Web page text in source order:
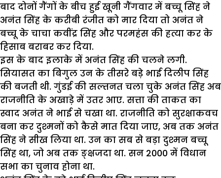
बाद दोनों गैंगों के बीच हुई खूनी गैंगवार में बच्चू सिंह ने
अनंत सिंह के करीबी रंजीत को मार दिया तो अनंत ने
बच्चू के चाचा कवींद्र सिंह और परमहंस की हत्या कर के
हिसाब बराबर कर दिया.
इस के बाद इलाके में अनंत सिंह की चलने लगी.
सियासत का बिगुल उन के तीसरे बड़े भाई दिलीप सिंह
की बजती थी. गुंडई की सल्तनत चला चुके अनंत सिंह अब
राजनीति के अखाड़े में उतर आए. सत्ता की ताकत का
स्वाद अनंत ने भाई से चखा था. राजनीति को सुरक्षाकवच
बना कर दुश्मनों को कैसे मात दिया जाए, अब तक अनंत
सिंह ने सीख लिया था. उन का सब से बड़ा दुश्मन बच्चू
सिंह था, जो अब तक ङ्क्षजदा था. सन 2000 में विधान
सभा का चुनाव होना था.